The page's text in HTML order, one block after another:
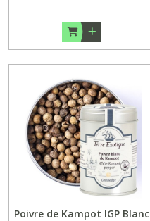
Poivre de Kampot IGP Blanc